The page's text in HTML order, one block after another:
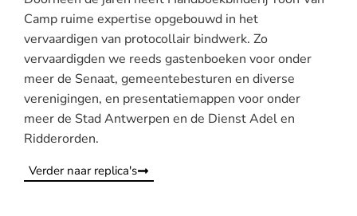
Camp ruime expertise opgebouwd in het
vervaardigen van protocollair bindwerk. Zo
vervaardigden we reeds gastenboeken voor onder
meer de Senaat, gemeentebesturen en diverse
verenigingen, en presentatiemappen voor onder
meer de Stad Antwerpen en de Dienst Adel en
Ridderorden.
Verder naar replica's